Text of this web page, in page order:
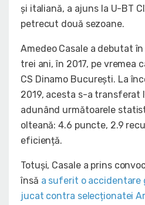
și italiană, a ajuns la U-BT
petrecut două sezoane.
Amedeo Casale a debutat
trei ani, în 2017, pe vremea
CS Dinamo București. La
2019, acesta s-a transferat
adunând următoarele
olteană: 4.6 puncte, 2.9
eficiență.
Totuși, Casale a prins
însă a suferit o accidentare
jucat contra selecționatei